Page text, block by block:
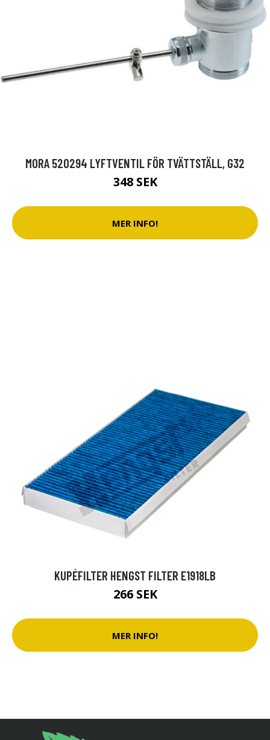
MORA 520294 LYFTVENTIL FÖR TVÄTTSTÄLL, G32
348 SEK
MER INFO!
KUPÉFILTER HENGST FILTER E1918LB
266 SEK
MER INFO!